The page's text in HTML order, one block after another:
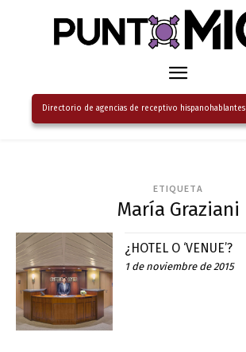
Directorio de agencias de receptivo hispanohablantes
ETIQUETA
María Graziani
¿HOTEL O ‘VENUE’?
1 de noviembre de 2015